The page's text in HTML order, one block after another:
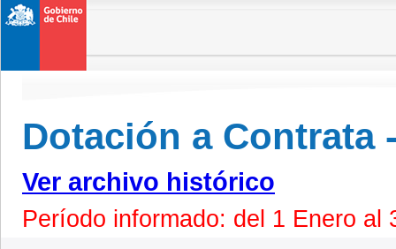
Dotación a Contrata
Ver archivo histórico
Período informado: del 1 Enero al